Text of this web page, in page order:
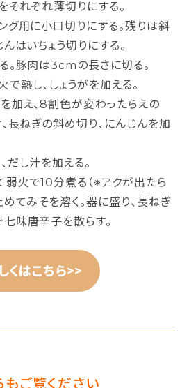
それぞれ薄切りにする。
グ用に小口切りにする。残りは斜
はいちょう切りにする。
。豚肉は3cmの長さに切る。
熱し、しょうがを加える。
加え、8割色が変わったらえの
長ねぎの斜め切り、にんじんを加
だし汁を加える。
火で10分煮る（※アクが出たら
てみそを溶く。器に盛り、長ねぎ
味唐辛子を散らす。
くはこちら>>
もご覧ください